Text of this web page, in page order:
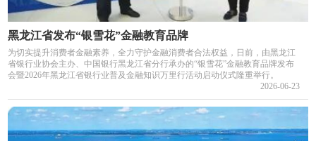
黑龙江省发布“银雪花”金融教育品牌
为切实提升消费者金融素养，全力守护金融消费者合法权益，日前，由黑龙江
省银行业协会主办、中国银行黑龙江省分行承办的“银雪花”金融教育品牌发布
会暨2026年黑龙江省银行业普及金融知识万里行活动启动仪式隆重举行。
2026-06-23